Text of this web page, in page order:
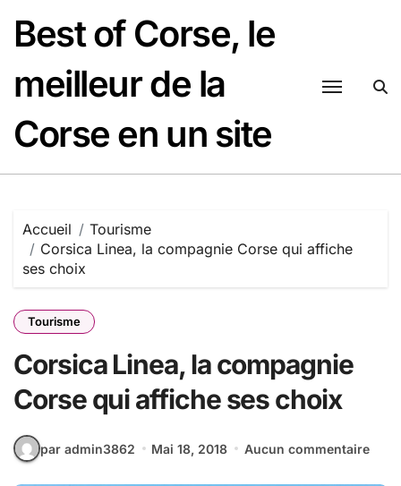
contenu
Best of Corse, le
meilleur de la
Corse en un site
Accueil
Tourisme
Corsica Linea, la compagnie Corse qui affiche
ses choix
Tourisme
Corsica Linea, la compagnie
Corse qui affiche ses choix
par admin3862 Mai 18, 2018 Aucun commentaire